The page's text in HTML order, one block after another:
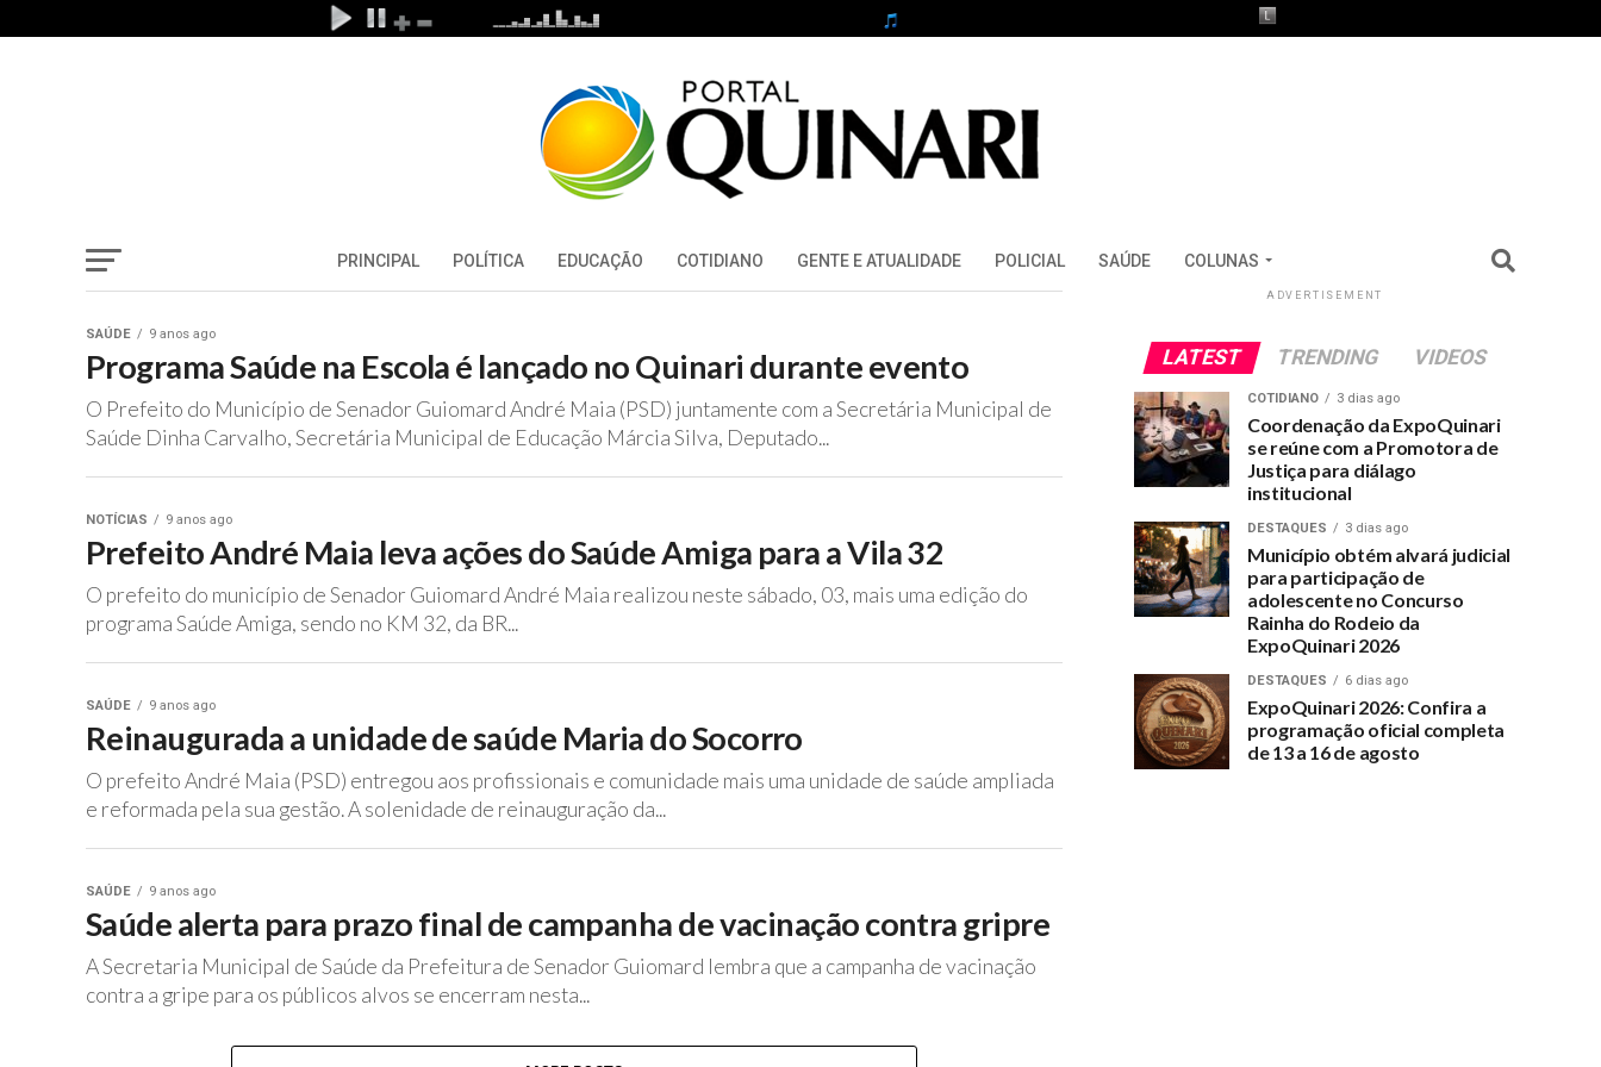
PRINCIPAL POLÍTICA EDUCAÇÃO COTIDIANO GENTE E ATUALIDADE POLICIAL SAÚDE COLUNAS
SAÚDE 9 anos ago
Programa Saúde na Escola é lançado no Quinari durante evento
O Prefeito do Município de Senador Guiomard André Maia (PSD) juntamente com a Secretária Municipal de
Saúde Dinha Carvalho, Secretária Municipal de Educação Márcia Silva, Deputado...
NOTÍCIAS 9 anos ago
Prefeito André Maia leva ações do Saúde Amiga para a Vila 32
O prefeito do município de Senador Guiomard André Maia realizou neste sábado, 03, mais uma edição do
programa Saúde Amiga, sendo no KM 32, da BR...
SAÚDE 9 anos ago
Reinaugurada a unidade de saúde Maria do Socorro
O prefeito André Maia (PSD) entregou aos profissionais e comunidade mais uma unidade de saúde ampliada
e reformada pela sua gestão. A solenidade de reinauguração da...
SAÚDE 9 anos ago
Saúde alerta para prazo final de campanha de vacinação contra gripre
A Secretaria Municipal de Saúde da Prefeitura de Senador Guiomard lembra que a campanha de vacinação
contra a gripe para os públicos alvos se encerram nesta...
ADVERTISEMENT
LATEST TRENDING VIDEOS
COTIDIANO 3 dias ago
Coordenação da ExpoQuinari
se reúne com a Promotora de
Justiça para diálago
institucional
DESTAQUES 3 dias ago
Município obtém alvará judicial
para participação de
adolescente no Concurso
Rainha do Rodeio da
ExpoQuinari 2026
DESTAQUES 6 dias ago
ExpoQuinari 2026: Confira a
programação oficial completa
de 13 a 16 de agosto